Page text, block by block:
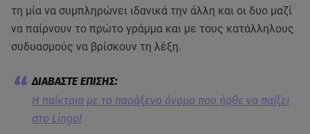
τη μία να συμπληρώνει ιδανικά την άλλη και οι δυο μαζί
να παίρνουν το πρώτο γράμμα και με τους κατάλληλους
συδυασμούς να βρίσκουν τη λέξη.
Η παίκτρια με το παράξενο όνομα που ήρθε να παίξει
στο Lingo!